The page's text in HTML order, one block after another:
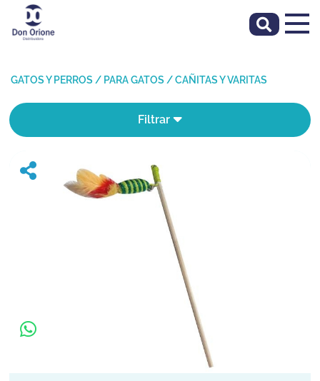
GATOS Y PERROS / PARA GATOS /CAÑITAS Y VARITAS
Filtrar